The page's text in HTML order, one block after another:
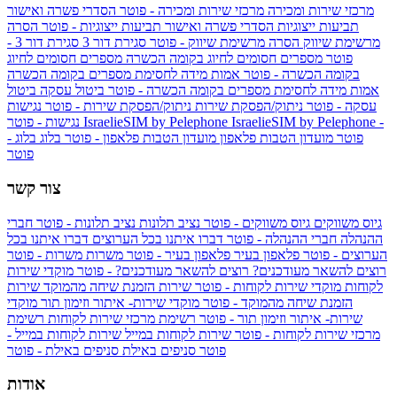
מרכזי שירות ומכירה מרכזי שירות ומכירה - פוטר הסדרי פשרה ואישור
תביעות ייצוגיות הסדרי פשרה ואישור תביעות ייצוגיות - פוטר הסרה
מרשימת שיווק הסרה מרשימת שיווק - פוטר סגירת דור 3
סגירת דור 3 -
פוטר מספרים חסומים לחיוג בקומה הכשרה מספרים חסומים לחיוג
בקומה הכשרה - פוטר אמות מידה לחסימת מספרים בקומה הכשרה
אמות מידה לחסימת מספרים בקומה הכשרה - פוטר ביטול עסקה ביטול
עסקה - פוטר ניתוק/הפסקת שירות ניתוק/הפסקת שירות - פוטר נגישות
IsraelieSIM by Pelephone IsraelieSIM by Pelephone -
פוטר מועדון הטבות פלאפון מועדון הטבות פלאפון - פוטר בלוג בלוג -
פוטר
צור קשר
גיוס משווקים גיוס משווקים - פוטר נציב תלונות נציב תלונות - פוטר חברי
ההנהלה חברי ההנהלה - פוטר דברו איתנו בכל הערוצים דברו איתנו בכל
הערוצים - פוטר פלאפון בעיר פלאפון בעיר - פוטר משרות משרות - פוטר
רוצים להשאר מעודכנים? רוצים להשאר מעודכנים? - פוטר מוקדי שירות
לקוחות מוקדי שירות לקוחות - פוטר שירות הזמנת שיחה מהמוקד שירות
הזמנת שיחה מהמוקד - פוטר מוקדי שירות- איתור וזימון תור מוקדי
שירות- איתור וזימון תור - פוטר רשימת מרכזי שירות לקוחות רשימת
מרכזי שירות לקוחות - פוטר שירות לקוחות במייל שירות לקוחות במייל -
פוטר סניפים באילת סניפים באילת - פוטר
אודות